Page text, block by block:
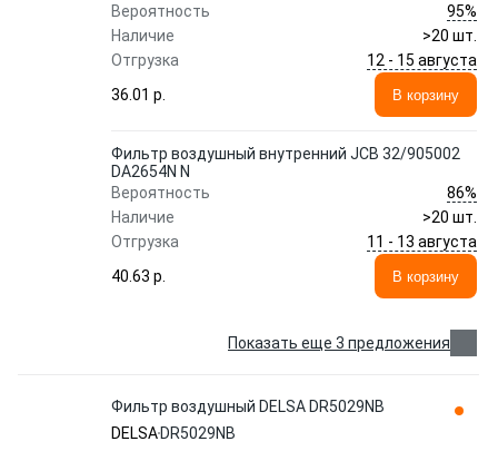
Вероятность
95%
Наличие
>20 шт.
Отгрузка
12 - 15 августа
36.01 p.
В корзину
Фильтр воздушный внутренний JCB 32/905002
DA2654N N
Вероятность
86%
Наличие
>20 шт.
Отгрузка
11 - 13 августа
40.63 p.
В корзину
Показать еще 3 предложения
Фильтр воздушный DELSA DR5029NB
DELSA DR5029NB